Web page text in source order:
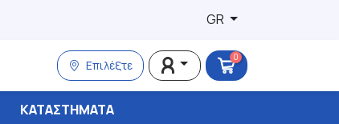
GR
Επιλέξτε
0
ΚΑΤΑΣΤΉΜΑΤΑ